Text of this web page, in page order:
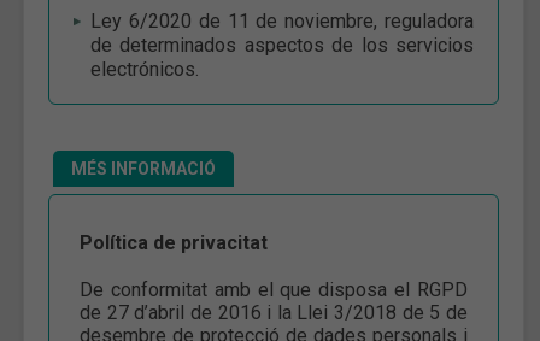
Ley 6/2020 de 11 de noviembre, reguladora
de determinados aspectos de los servicios
electrónicos.
MÉS INFORMACIÓ
Política de privacitat
De conformitat amb el que disposa el RGPD
de 27 d’abril de 2016 i la Llei 3/2018 de 5 de
desembre de protecció de dades personals i